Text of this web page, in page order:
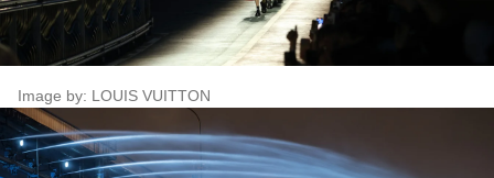
Image by: LOUIS VUITTON